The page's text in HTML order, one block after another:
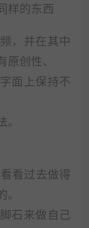
样的东西
，并在其中
原创性、
面上保持不
。
看过去做得
。
石来做自己